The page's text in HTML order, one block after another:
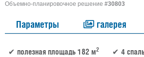
Объемно-планировочное решение #30803
Параметры галерея
полезная площадь 182 м2 4